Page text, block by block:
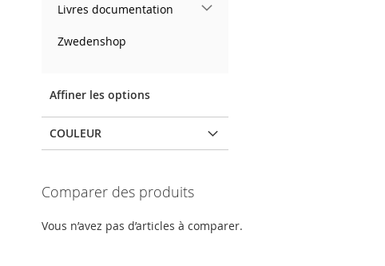
Livres documentation
Zwedenshop
Affiner les options
COULEUR
Comparer des produits
Vous n’avez pas d’articles à comparer.